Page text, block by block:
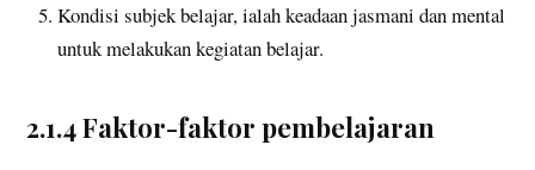
Kondisi subjek belajar, ialah keadaan jasmani dan mental
untuk melakukan kegiatan belajar.
2.1.4 Faktor-faktor pembelajaran